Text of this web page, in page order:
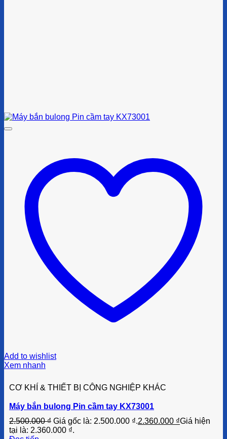
Add to wishlist
Xem nhanh
CƠ KHÍ & THIẾT BỊ CÔNG NGHIỆP KHÁC
Máy bắn bulong Pin cầm tay KX73001
2.500.000₫ Giá gốc là: 2.500.000 ₫.2.360.000 ₫Giá hiện
tại là: 2.360.000 ₫.